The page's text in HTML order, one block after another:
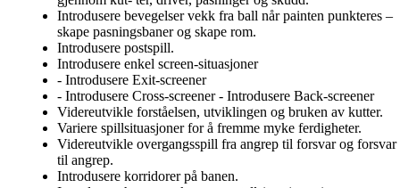
Introdusere bevegelser vekk fra ball når painten punkteres –
skape pasningsbaner og skape rom.
Introdusere postspill.
Introdusere enkel screen-situasjoner
- Introdusere Exit-screener
- Introdusere Cross-screener - Introdusere Back-screener
Videreutvikle forståelsen, utviklingen og bruken av kutter.
Variere spillsituasjoner for å fremme myke ferdigheter.
Videreutvikle overgangsspill fra angrep til forsvar og forsvar
til angrep.
Introdusere korridorer på banen.